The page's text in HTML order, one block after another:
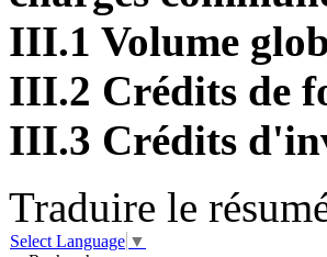
III.1 Volume
III.2 Crédits de
III.3 Crédits
Traduire le
Select Language ▼